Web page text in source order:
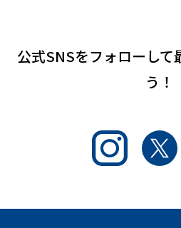
公式SNSをフォローして
う！
Instagram